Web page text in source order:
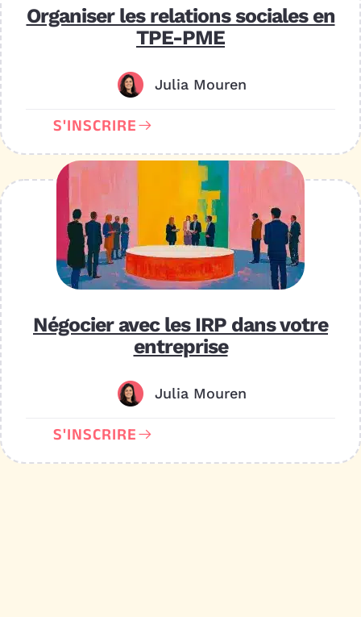
Organiser les relations sociales en
TPE-PME
Julia Mouren
S'INSCRIRE
Négocier avec les IRP dans votre
entreprise
Julia Mouren
S'INSCRIRE